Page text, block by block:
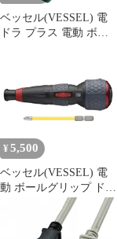
ベッセル(VESSEL) 電
ドラ プラス 電動 ボー
セット 220USB-P1
TAKAHASHI HONSHA
オリジナルセット USB
充電式 1/4インチソケッ
ト付 高トルク DIY プロ
用工具 家具組み立て 1
¥ 5,500
ベッセル(VESSEL) 電
動 ボールグリップ ドラ
イバー プラス 3段階切
替モード ビット1本付
電ドラボールプラス